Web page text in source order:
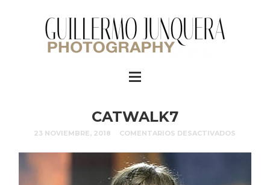
CATWALK7
23 NOVIEMBRE, 2018 COMENTARIOS DESACTIVADOS